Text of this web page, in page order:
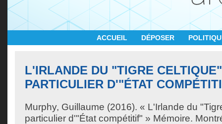
ACCUEIL DÉPOSER
L'IRLANDE DU "TIGRE
PARTICULIER D'"ÉTAT
Murphy, Guillaume (2016). « L'Irlande du
particulier d'"État compétitif" » Mémoire.